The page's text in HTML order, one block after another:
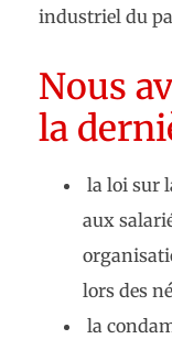
industriel du
Nous
la
la loi sur
aux
lors des
la